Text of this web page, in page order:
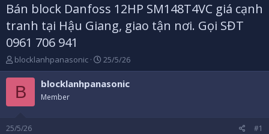
Bán block Danfoss 12HP SM148T4VC giá cạnh
tranh tại Hậu Giang, giao tận nơi. Gọi SĐT
0961 706 941
B
ắ
t
đ
blocklanhpanasonic
N
g
à
25/5/26
B blocklanhpanasonic
Member
25/5/26 #1